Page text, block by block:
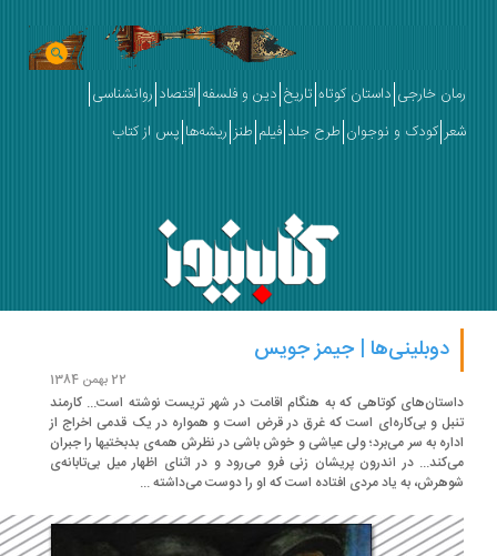
خارجی داستان کوتاه تاریخ دین و فلسفه اقتصاد روانشناسی
کودک و نوجوان طرح جلد فیلم طنز ریشه‌ها پس از کتاب
دوبلینی‌ها | جیمز جویس
کوتاهی که به هنگام اقامت در شهر تریست نوشته است... کارمند
و بی‌کاره‌ای است که غرق در قرض است و همواره در یک قدمی اخراج از
به سر می­‌برد؛ ولی عیاشی و خوش باشی در نظرش همه­‌ی بدبختیها را جبران
در اندرون پریشان زنی فرو می‌­رود و در اثنای اظهار میل بی‌تابانه‌­ی
به یاد مردی افتاده است که او را دوست می­‌داشته ...